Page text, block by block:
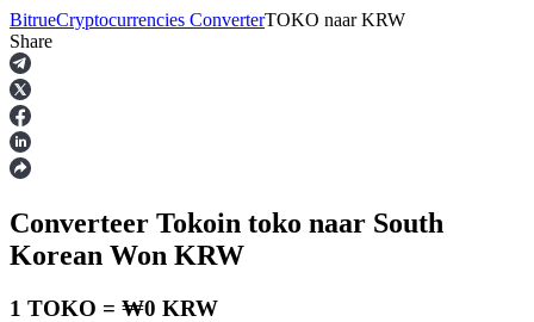
Termijncontracten
BitrueCryptocurrencies ConverterTOKO naar KRW
Share
Converteer Tokoin toko naar South
Korean Won KRW
1 TOKO = ₩0 KRW